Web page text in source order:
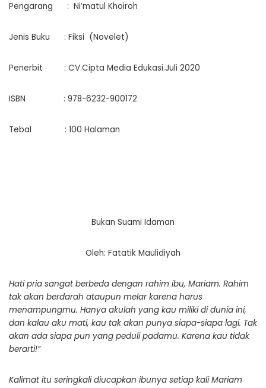
Pengarang : Ni’matul Khoiroh
Jenis Buku : Fiksi (Novelet)
Penerbit : CV.Cipta Media Edukasi.Juli 2020
ISBN : 978-6232-900172
Tebal : 100 Halaman
Bukan Suami Idaman
Oleh: Fatatik Maulidiyah
Hati pria sangat berbeda dengan rahim ibu, Mariam. Rahim
tak akan berdarah ataupun melar karena harus
menampungmu. Hanya akulah yang kau miliki di dunia ini,
dan kalau aku mati, kau tak akan punya siapa-siapa lagi. Tak
akan ada siapa pun yang peduli padamu. Karena kau tidak
berarti!”
Kalimat itu seringkali diucapkan ibunya setiap kali Mariam